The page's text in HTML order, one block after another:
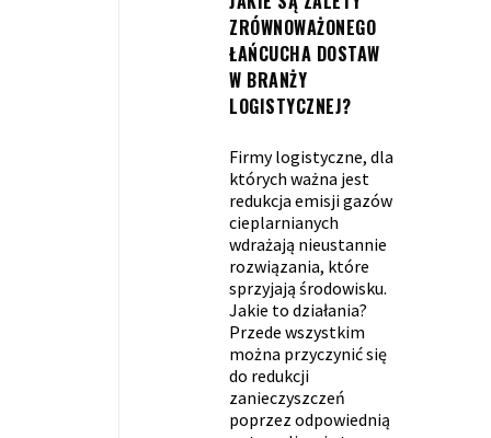
ZRÓWNOWAŻONEGO
ŁAŃCUCHA DOSTAW
W BRANŻY
LOGISTYCZNEJ?
Firmy logistyczne, dla
których ważna jest
redukcja emisji gazów
cieplarnianych
wdrażają nieustannie
rozwiązania, które
sprzyjają środowisku.
Jakie to działania?
Przede wszystkim
można przyczynić się
do redukcji
zanieczyszczeń
poprzez odpowiednią